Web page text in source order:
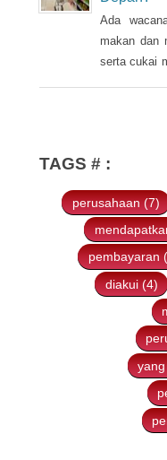
Ada
makan dan
serta cukai
Banggar
2021.
TAGS # :
perusahaan (7)
pembayaran
diakui (4)